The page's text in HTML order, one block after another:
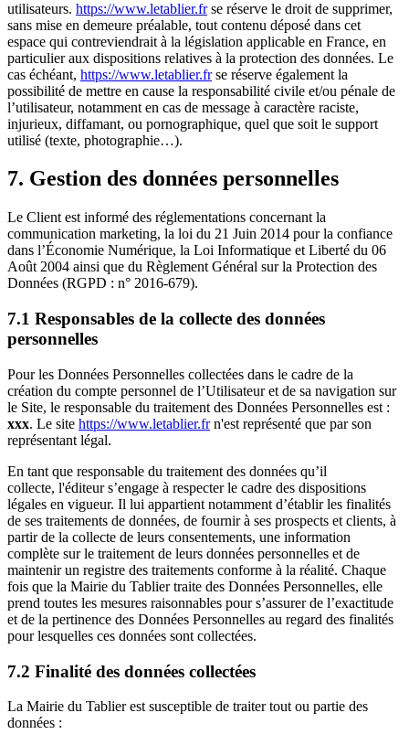
utilisateurs. https://www.letablier.frse réserve le droit de supprimer,
sans mise en demeure préalable, tout contenu déposé dans cet
espace qui contreviendrait à la législation applicable en France, en
particulier aux dispositions relatives à la protection des données. Le
cas échéant, https://www.letablier.frse réserve également la
possibilité de mettre en cause la responsabilité civile et/ou pénale de
l’utilisateur, notamment en cas de message à caractère raciste,
injurieux, diffamant, ou pornographique, quel que soit le support
utilisé (texte, photographie…).
7. Gestion des données personnelles
Le Client est informé des réglementations concernant la
communication marketing, la loi du 21 Juin 2014 pour la confiance
dans l’Économie Numérique, la Loi Informatique et Liberté du 06
Août 2004 ainsi que du Règlement Général sur la Protection des
Données (RGPD : n° 2016-679).
7.1 Responsables de la collecte des données
personnelles
Pour les Données Personnelles collectées dans le cadre de la
création du compte personnel de l’Utilisateur et de sa navigation sur
le Site, le responsable du traitement des Données Personnelles est :
xxx. Le site https://www.letablier.frn'est représenté que par son
représentant légal.
En tant que responsable du traitement des données qu’il
collecte, l'éditeur s’engage à respecter le cadre des dispositions
légales en vigueur. Il lui appartient notamment d’établir les finalités
de ses traitements de données, de fournir à ses prospects et clients, à
partir de la collecte de leurs consentements, une information
complète sur le traitement de leurs données personnelles et de
maintenir un registre des traitements conforme à la réalité. Chaque
fois que la Mairie du Tablier traite des Données Personnelles, elle
prend toutes les mesures raisonnables pour s’assurer de l’exactitude
et de la pertinence des Données Personnelles au regard des finalités
pour lesquelles ces données sont collectées.
7.2 Finalité des données collectées
La Mairie du Tablier est susceptible de traiter tout ou partie des
données :